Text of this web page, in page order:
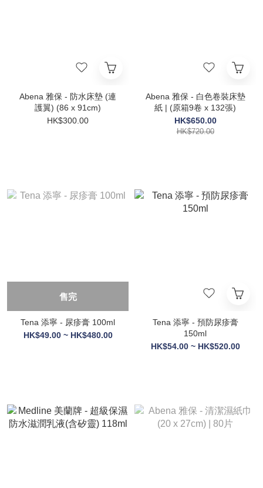
Abena 雅保 - 防水床墊 (連
護翼) (86 x 91cm)
HK$300.00
Abena 雅保 - 白色卷裝床墊
紙 | (原箱9卷 x 132張)
HK$650.00
HK$720.00
售完
Tena 添寧 - 尿疹膏 100ml
HK$49.00 ~ HK$480.00
Tena 添寧 - 預防尿疹膏
150ml
HK$54.00 ~ HK$520.00